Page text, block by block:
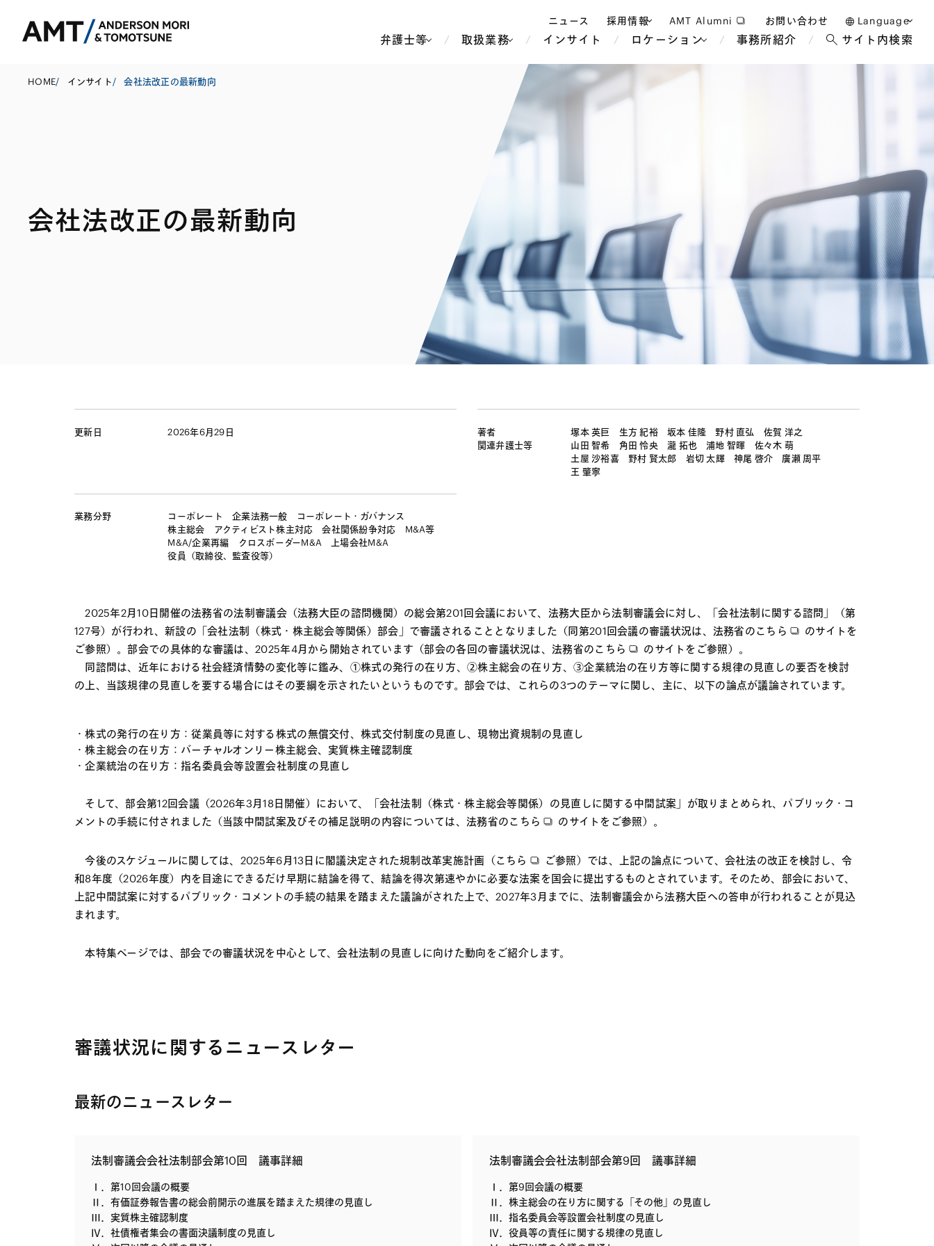
ニュース 採用情報
スタッフ採用
AMT Alumni お問い合わせ Language
日本語
弁護士等 取扱業務
コーポレート
M&A等
Tech／データ／IT・通信等
ライフサイエンス
独禁法・競争法
ウェルス・マネジメント
資源・エネルギー
事業再生・倒産
国際通商および経済安全保
海外法務
サステナビリティ法務
銀行
証券
通信・メディア・エンター
テインメント
情報産業・インターネッ
ト・セキュリティ
医療・製薬・ヘルスケア・
自動車・造船・機械
食品・飲料
ブランド・アパレル
鉄鋼・金属
電子部品・電子機器
商社
ホテル・レジャー・カジノ
教育・人材
政府・地方公共団体・公的
機関
FinTech
デジタル
航空・宇宙
東アジア
南アジア
中東アジア
ロシア・CIS
アフリカ
インサイト ロケーション
シンガポール
パリ
事務所紹介 サイト内検索
HOME/ インサイト/ 会社法改正の最新動向
会社法改正の最新動向
更新日 2026年6月29日
著者
関連弁護士等
塚本 英巨 生方 紀裕 坂本 佳隆 野村 直弘
佐賀 洋之
山田 智希
角田 怜央 瀧 拓也 浦地 智暉
佐々木 萌
土屋 沙裕喜
野村 賢太郎 岩切 太輝 神尾 啓介
廣瀬 周平
王 肇寧
業務分野 コーポレート 企業法務一般
コーポレート・ガバナンス
株主総会
アクティビスト株主対応 会社関係紛争対応
M&A等
M&A/企業再編
クロスボーダーM&A
上場会社M&A
役員（取締役、監査役等）
2025年2月10日開催の法務省の法制審議会（法務大臣の諮問機関）の総会第201回会議において、法務大臣から法制審議会に対し、「会社法制に関する諮問」（第
127号）が行われ、新設の「会社法制（株式・株主総会等関係）部会」で審議されることとなりました（同第201回会議の審議状況は、法務省のこちら
のサイトを
ご参照）。部会での具体的な審議は、2025年4月から開始されています（部会の各回の審議状況は、法務省のこちら
のサイトをご参照）。
同諮問は、近年における社会経済情勢の変化等に鑑み、①株式の発行の在り方、②株主総会の在り方、③企業統治の在り方等に関する規律の見直しの要否を検討
の上、当該規律の見直しを要する場合にはその要綱を示されたいというものです。部会では、これらの3つのテーマに関し、主に、以下の論点が議論されています。
株式の発行の在り方：従業員等に対する株式の無償交付、株式交付制度の見直し、現物出資規制の見直し
株主総会の在り方：バーチャルオンリー株主総会、実質株主確認制度
企業統治の在り方：指名委員会等設置会社制度の見直し
そして、部会第12回会議（2026年3月18日開催）において、「会社法制（株式・株主総会等関係）の見直しに関する中間試案」が取りまとめられ、パブリック・コ
メントの手続に付されました（当該中間試案及びその補足説明の内容については、法務省のこちら のサイトをご参照）。
今後のスケジュールに関しては、2025年6月13日に閣議決定された規制改革実施計画（こちら
ご参照）では、上記の論点について、会社法の改正を検討し、令
和8年度（2026年度）内を目途にできるだけ早期に結論を得て、結論を得次第速やかに必要な法案を国会に提出するものとされています。そのため、部会において、
上記中間試案に対するパブリック・コメントの手続の結果を踏まえた議論がされた上で、2027年3月までに、法制審議会から法務大臣への答申が行われることが見込
まれます。
本特集ページでは、部会での審議状況を中心として、会社法制の見直しに向けた動向をご紹介します。
審議状況に関するニュースレター
最新のニュースレター
法制審議会会社法制部会第10回 議事詳細
Ⅰ．第10回会議の概要
Ⅱ．有価証券報告書の総会前開示の進展を踏まえた規律の見直し
Ⅲ．実質株主確認制度
Ⅳ．社債権者集会の書面決議制度の見直し
法制審議会会社法制部会第9回 議事詳細
Ⅰ．第9回会議の概要
Ⅱ．株主総会の在り方に関する「その他」の見直し
Ⅲ．指名委員会等設置会社制度の見直し
Ⅳ．役員等の責任に関する規律の見直し